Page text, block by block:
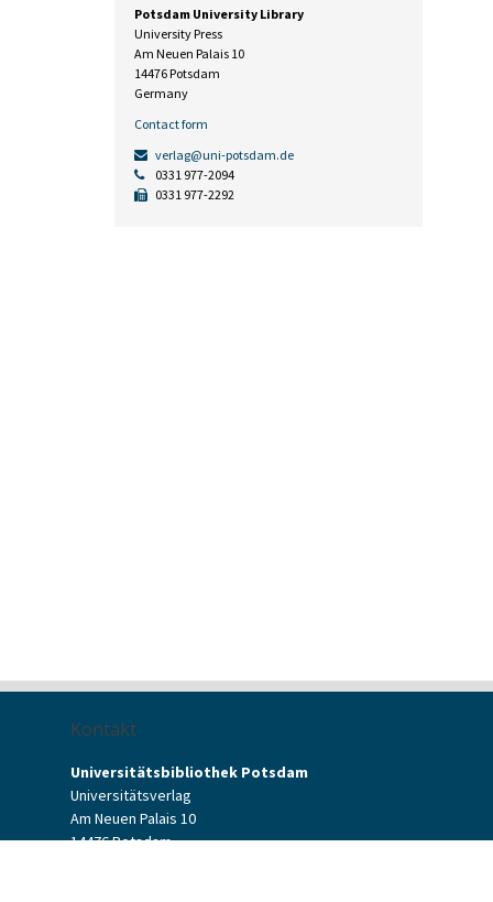
Potsdam University Library
University Press
Am Neuen Palais 10
14476 Potsdam
Germany
Contact form
verlag@uni-potsdam.de
0331 977-2094
0331 977-2292
Kontakt
Universitätsbibliothek Potsdam
Universitätsverlag
Am Neuen Palais 10
14476 Potsdam